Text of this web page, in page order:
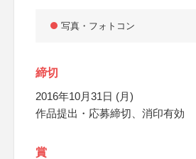
写真・フォトコン
締切
2016年10月31日 (月)
作品提出・応募締切、消印有効
賞